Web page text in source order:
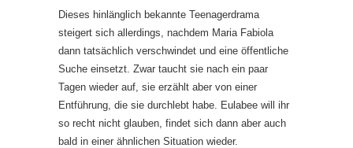
Dieses hinlänglich bekannte Teenagerdrama
steigert sich allerdings, nachdem Maria Fabiola
dann tatsächlich verschwindet und eine öffentliche
Suche einsetzt. Zwar taucht sie nach ein paar
Tagen wieder auf, sie erzählt aber von einer
Entführung, die sie durchlebt habe. Eulabee will ihr
so recht nicht glauben, findet sich dann aber auch
bald in einer ähnlichen Situation wieder.